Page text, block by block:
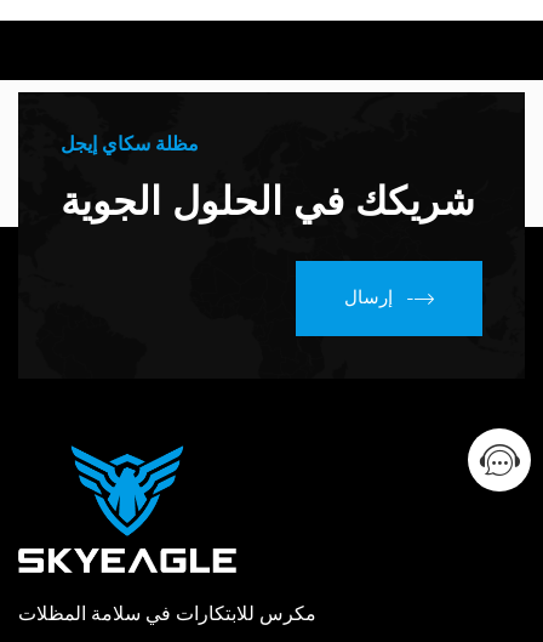
مظلة سكاي إيجل
شريكك في الحلول الجوية
إرسال
مكرس للابتكارات في سلامة المظلات